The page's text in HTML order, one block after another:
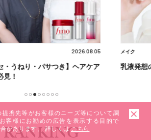
2026.08.05
・うねり・パサつき】ヘアケア
見！
メイク
乳液発想
RANKING
携先等がお客様のニーズ等について調
客様にお勧めの広告を表示する目的で
があります。 詳しくは こちら